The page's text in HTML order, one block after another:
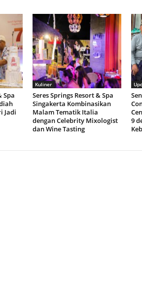
Spa
Jadi
Kuliner
Seres Springs Resort & Spa
Singakerta Kombinasikan
Malam Tematik Italia
dengan Celebrity Mixologist
dan Wine Tasting
9